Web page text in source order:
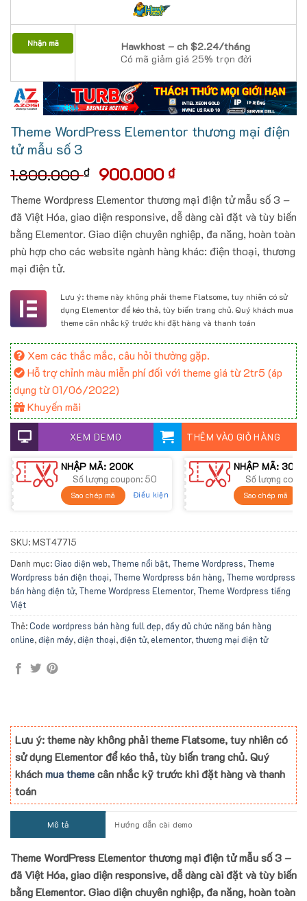
Nhận mã
Hawkhost – ch $2.24/tháng
Có mã giảm giá 25% trọn đời
Theme WordPress Elementor thương mại điện
tử mẫu số 3
1.800.000₫ Giá
là:
1.800.000 ₫.
900.000 ₫Giá
tại
là:
900.000 ₫.
Theme Wordpress Elementor thương mại điện tử mẫu số 3 –
đã Việt Hóa, giao diện responsive, dễ dàng cài đặt và tùy biến
bằng Elementor. Giao diện chuyên nghiệp, đa năng, hoàn toàn
phù hợp cho các website ngành hàng khác: điện thoại, thương
mại điện tử.
Lưu ý: theme này không phải theme Flatsome, tuy nhiên có sử
dụng Elementor để kéo thả, tùy biến trang chủ. Quý khách mua
theme cân nhắc kỹ trước khi đặt hàng và thanh toán
Xem các thắc mắc, câu hỏi thường gặp.
Hỗ trợ chỉnh màu miễn phí đối với theme giá từ 2tr5 (áp
dụng từ 01/06/2022)
Khuyến mãi
XEM DEMO THÊM VÀO GIỎ HÀNG
NHẬP MÃ: 200K
Số lượng coupon: 50
Sao chép mã Điều kiện
NHẬP MÃ: 300K
Số lượng
Sao chép mã
SKU: MST47715
Danh mục:Giao diện web, Theme nổi bật, Theme Wordpress, Theme
Wordpress bán điện thoại, Theme Wordpress bán hàng, Theme wordpress
bán hàng điện tử, Theme Wordpress Elementor, Theme Wordpress tiếng
Việt
Thẻ:Code wordpress bán hàng full đẹp,đầy đủ chức năng bán hàng
online,điện máy,điện thoại,điện tử,elementor,thương mại điện tử
Lưu ý: theme này không phải theme Flatsome, tuy nhiên có
sử dụng Elementor để kéo thả, tùy biến trang chủ. Quý
kháchmua themecân nhắc kỹ trước khi đặt hàng và thanh
toán
Mô tả Hướng dẫn cài demo
Theme WordPress Elementor thương mại điện tử mẫu số 3 –
đã Việt Hóa, giao diện responsive, dễ dàng cài đặt và tùy biến
bằng Elementor. Giao diện chuyên nghiệp, đa năng, hoàn toàn